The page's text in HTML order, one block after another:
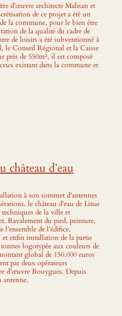
d’œuvre architecte Malisan et
de ce projet a été un
la commune, pour le bien être
de la qualité du cadre de
de loisirs a été subventionné à
le Conseil Régional et la Caisse
près de 550m², il est composé
existant dans la commune et
château d’eau
à son sommet d’antennes
le château d’eau de Linas
techniques de la ville et
Ravalement du pied, peinture,
l’ensemble de l’édifice,
et enfin installation de la partie
logotypée aux couleurs de
global de 150.000 euros
par deux opérateurs
d’œuvre Bouygues. Depuis
antenne.